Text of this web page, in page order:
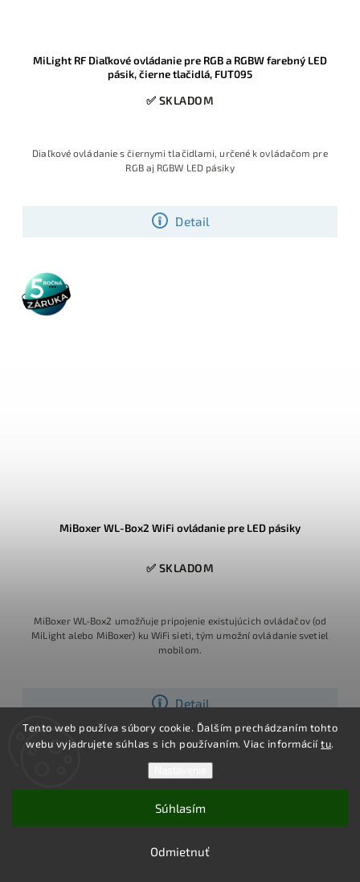
Tento web používa súbory cookie. Ďalším prechádzaním tohto
webu vyjadrujete súhlas s ich používaním. Viac informáciítu.
Odmietnuť
Súhlasím
MiLight RF Diaľkové ovládanie pre RGB a RGBW farebný LED
pásik, čierne tlačidlá, FUT095
✅ SKLADOM
Detail
Diaľkové ovládanie s čiernymi tlačidlami, určené k ovládačom pre
RGB aj RGBW LED pásiky
5 rokov
záruka
MiBoxer WL-Box2 WiFi ovládanie pre LED pásiky
✅ SKLADOM
Detail
MiBoxer WL-Box2 umožňuje pripojenie existujúcich ovládačov (od
MiLight alebo MiBoxer) ku WiFi sieti, tým umožní ovládanie svetiel
mobilom.